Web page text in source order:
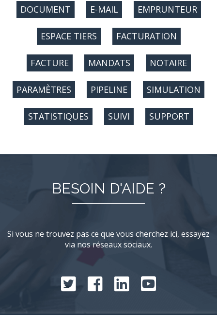
DOCUMENT E-MAIL EMPRUNTEUR
ESPACE TIERS FACTURATION
FACTURE MANDATS NOTAIRE
PARAMÈTRES PIPELINE SIMULATION
STATISTIQUES SUIVI SUPPORT
BESOIN D'AIDE ?
Si vous ne trouvez pas ce que vous cherchez ici, essayez
via nos réseaux sociaux.